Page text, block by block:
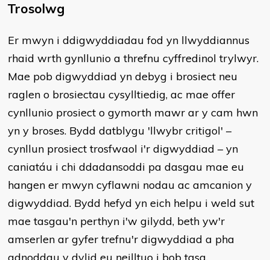
Trosolwg
Er mwyn i ddigwyddiadau fod yn llwyddiannus
rhaid wrth gynllunio a threfnu cyffredinol trylwyr.
Mae pob digwyddiad yn debyg i brosiect neu
raglen o brosiectau cysylltiedig, ac mae offer
cynllunio prosiect o gymorth mawr ar y cam hwn
yn y broses. Bydd datblygu 'llwybr critigol' –
cynllun prosiect trosfwaol i'r digwyddiad – yn
caniatáu i chi ddadansoddi pa dasgau mae eu
hangen er mwyn cyflawni nodau ac amcanion y
digwyddiad. Bydd hefyd yn eich helpu i weld sut
mae tasgau'n perthyn i'w gilydd, beth yw'r
amserlen ar gyfer trefnu'r digwyddiad a pha